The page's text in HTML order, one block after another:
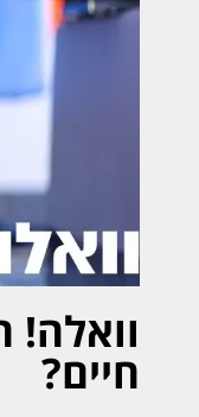
וואלה!
חיים?